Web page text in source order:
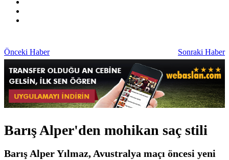
Önceki Haber Sonraki Haber
Barış Alper'den mohikan saç stili
Barış Alper Yılmaz, Avustralya maçı öncesi yeni